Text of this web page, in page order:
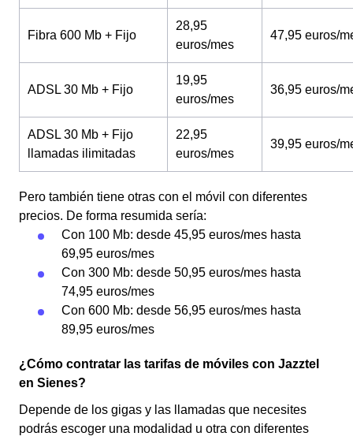
Fibra 600 Mb + Fijo
28,95
euros/mes
47,95 euros/
ADSL 30 Mb + Fijo
19,95
euros/mes
36,95 euros/
ADSL 30 Mb + Fijo
llamadas ilimitadas
22,95
euros/mes
39,95 euros/
Pero también tiene otras con el móvil con diferentes
precios. De forma resumida sería:
Con 100 Mb: desde 45,95 euros/mes hasta
69,95 euros/mes
Con 300 Mb: desde 50,95 euros/mes hasta
74,95 euros/mes
Con 600 Mb: desde 56,95 euros/mes hasta
89,95 euros/mes
¿Cómo contratar las tarifas de móviles con Jazztel
en Sienes?
Depende de los gigas y las llamadas que necesites
podrás escoger una modalidad u otra con diferentes